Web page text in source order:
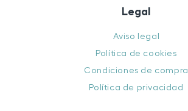
Legal
Aviso legal
Política de cookies
Condiciones de compra
Política de privacidad